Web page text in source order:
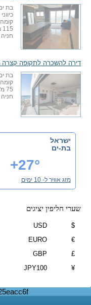
בת ים,
קומה 31 מתוך 37, נוף לים, שטח דירה
115 מ"ר
דירה להשכרה לתקופה קצרה 2.5 חדרים 189$ ללילה
בת ים,
קומה 5 מתוך 7, נוף לים, שטח דירה
75 מ"ר
ישראל
בת-ים
+27°
מזג אוויר ל- 10 ימים
שערי חליפין יציגים
$
USD
€
EURO
£
GBP
¥
JPY100